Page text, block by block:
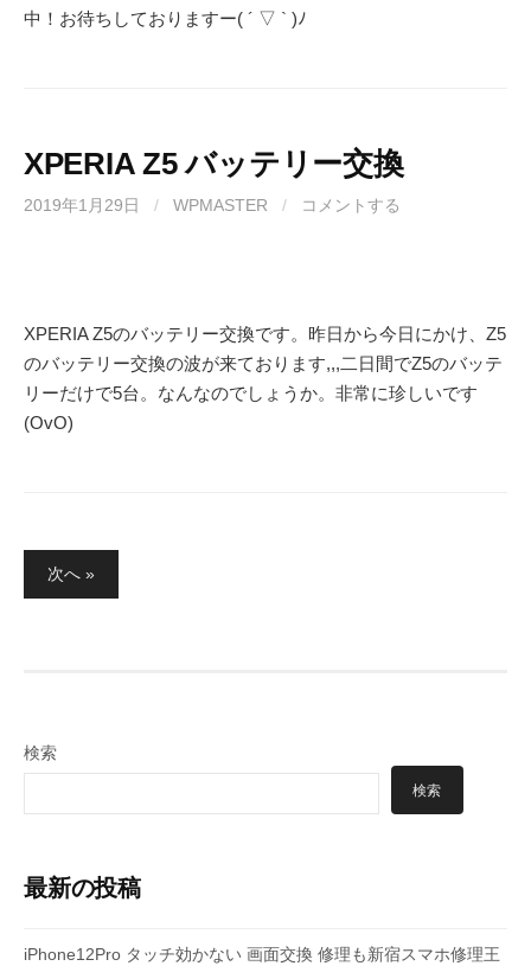
中！お待ちしておりますー( ´ ▽ ` )ﾉ
XPERIA Z5 バッテリー交換
2019年1月29日 / WPMASTER / コメントする
XPERIA Z5のバッテリー交換です。昨日から今日にかけ、Z5
のバッテリー交換の波が来ております,,,二日間でZ5のバッテ
リーだけで5台。なんなのでしょうか。非常に珍しいです
(OvO)
稿
送
次へ »
検索
検索
最新の投稿
iPhone12Pro タッチ効かない 画面交換 修理も新宿スマホ修理王